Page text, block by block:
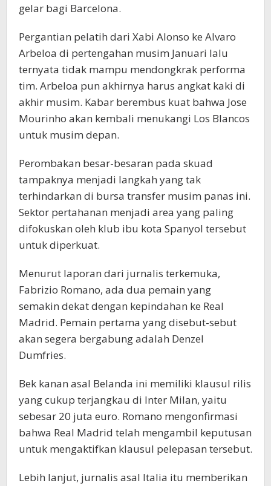
gelar bagi Barcelona.
Pergantian pelatih dari Xabi Alonso ke Alvaro
Arbeloa di pertengahan musim Januari lalu
ternyata tidak mampu mendongkrak performa
tim. Arbeloa pun akhirnya harus angkat kaki di
akhir musim. Kabar berembus kuat bahwa Jose
Mourinho akan kembali menukangi Los Blancos
untuk musim depan.
Perombakan besar-besaran pada skuad
tampaknya menjadi langkah yang tak
terhindarkan di bursa transfer musim panas ini.
Sektor pertahanan menjadi area yang paling
difokuskan oleh klub ibu kota Spanyol tersebut
untuk diperkuat.
Menurut laporan dari jurnalis terkemuka,
Fabrizio Romano, ada dua pemain yang
semakin dekat dengan kepindahan ke Real
Madrid. Pemain pertama yang disebut-sebut
akan segera bergabung adalah Denzel
Dumfries.
Bek kanan asal Belanda ini memiliki klausul rilis
yang cukup terjangkau di Inter Milan, yaitu
sebesar 20 juta euro. Romano mengonfirmasi
bahwa Real Madrid telah mengambil keputusan
untuk mengaktifkan klausul pelepasan tersebut.
Lebih lanjut, jurnalis asal Italia itu memberikan